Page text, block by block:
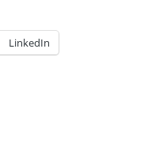
LinkedIn